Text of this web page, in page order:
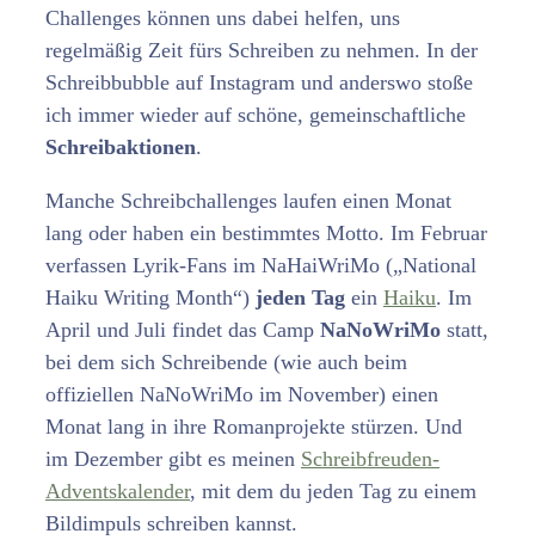
Challenges können uns dabei helfen, uns
regelmäßig Zeit fürs Schreiben zu nehmen. In der
Schreibbubble auf Instagram und anderswo stoße
ich immer wieder auf schöne, gemeinschaftliche
Schreibaktionen.
Manche Schreibchallenges laufen einen Monat
lang oder haben ein bestimmtes Motto. Im Februar
verfassen Lyrik-Fans im NaHaiWriMo („National
Haiku Writing Month“) jeden Tag ein Haiku. Im
April und Juli findet das Camp NaNoWriMo statt,
bei dem sich Schreibende (wie auch beim
offiziellen NaNoWriMo im November) einen
Monat lang in ihre Romanprojekte stürzen. Und
im Dezember gibt es meinen Schreibfreuden-
Adventskalender, mit dem du jeden Tag zu einem
Bildimpuls schreiben kannst.